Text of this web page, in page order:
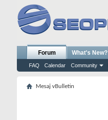
Forum
FAQ Calendar Community
What's New?
Mesaj vBulletin